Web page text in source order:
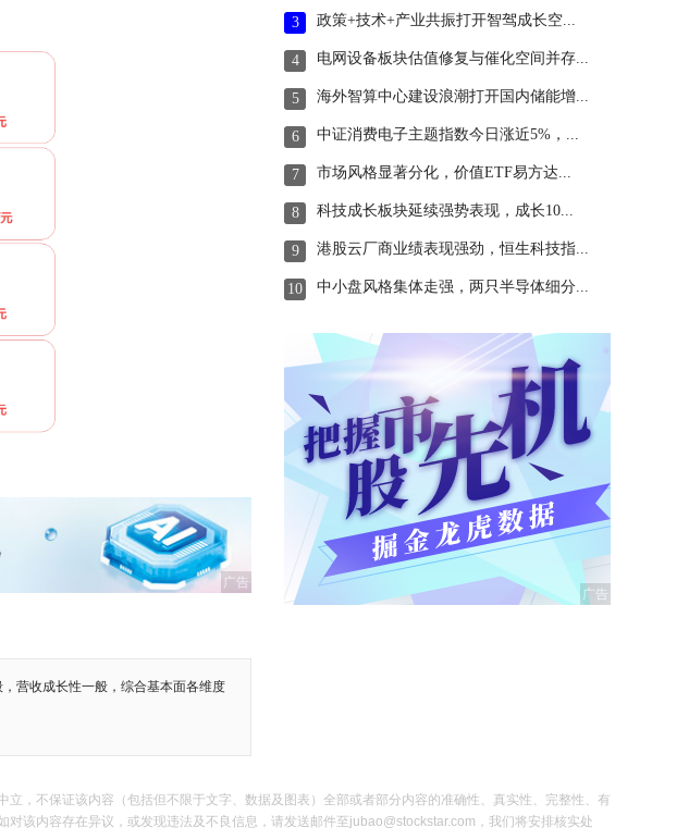
广告
营收成长性一般，综合基本面各维度
3 政策+技术+产业共振打开智驾成长空...
4 电网设备板块估值修复与催化空间并存...
5 海外智算中心建设浪潮打开国内储能增...
6 中证消费电子主题指数今日涨近5%，...
7 市场风格显著分化，价值ETF易方达...
8 科技成长板块延续强势表现，成长10...
9 港股云厂商业绩表现强劲，恒生科技指...
10 中小盘风格集体走强，两只半导体细分...
，不保证该内容（包括但不限于文字、数据及图表）全部或者部分内容的准确性、真实性、完整性、有
该内容存在异议，或发现违法及不良信息，请发送邮件至jubao@stockstar.com，我们将安排核实处